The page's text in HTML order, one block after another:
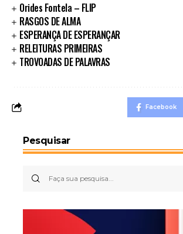
Orides Fontela – FLIP
RASGOS DE ALMA
ESPERANÇA DE ESPERANÇAR
RELEITURAS PRIMEIRAS
TROVOADAS DE PALAVRAS
Facebook
Pesquisar